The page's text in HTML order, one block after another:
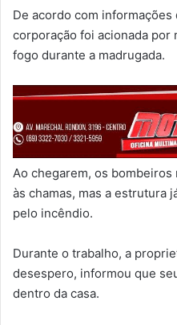
De acordo com
corporação foi acionada por
fogo durante a madrugada.
Ao chegarem, os
às chamas, mas a estrutura
pelo incêndio.
Durante o trabalho, a
desespero, informou que
dentro da casa.